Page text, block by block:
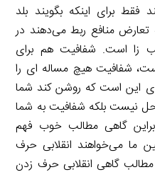
فقط برای اینکه بگویند بلد
تعارض منافع ربط می‌دهند در
زا است. شفافیت هم برای
شفافیت هیچ مساله ای را
این است که روشن کند شما
نیست بلکه شفافیت به شما
گاهی مطالب خوب فهم
ما می‌خواهند انقلابی حرف
گاهی انقلابی حرف زدن